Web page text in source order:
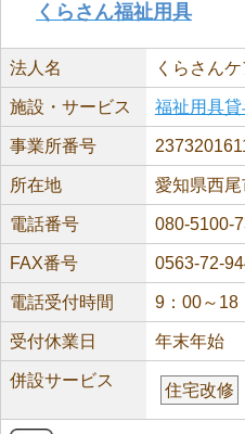
くらさん福祉用具
法人名 くらさん
施設・サービス 福祉用具
事業所番号
所在地 愛知県西
電話番号 080-5100-
FAX番号 0563-72-
電話受付時間 9：00～18
受付休業日 年末年始
併設サービス
住宅改修